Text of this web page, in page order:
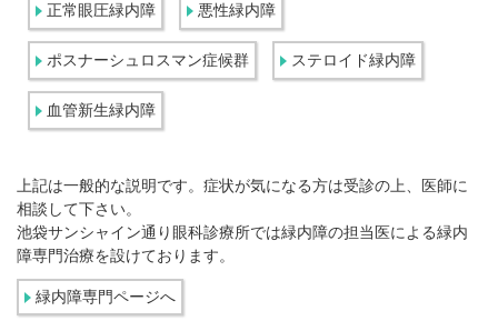
正常眼圧緑内障 悪性緑内障
ポスナーシュロスマン症候群 ステロイド緑内障
血管新生緑内障
上記は一般的な説明です。症状が気になる方は受診の上、医師に
相談して下さい。
池袋サンシャイン通り眼科診療所では緑内障の担当医による緑内
障専門治療を設けております。
緑内障専門ページへ